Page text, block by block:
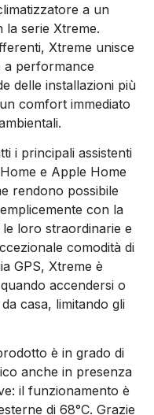
a un
la serie Xtreme.
Xtreme unisce
a performance
delle installazioni più
comfort immediato
i principali assistenti
e Apple Home
rendono possibile
con la
loro straordinarie e
comodità di
GPS, Xtreme è
accendersi o
casa, limitando gli
è in grado di
anche in presenza
il funzionamento è
di 68°C. Grazie